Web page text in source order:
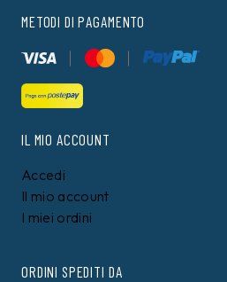
METODI DI PAGAMENTO
IL MIO ACCOUNT
Accedi
Il mio account
I miei ordini
ORDINI SPEDITI DA